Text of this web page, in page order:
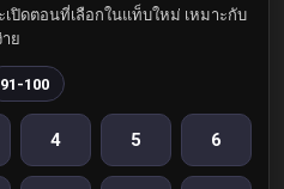
ปิดตอนที่เลือกในแท็บใหม่ เหมาะกับ
ย
91-100
4 5 6